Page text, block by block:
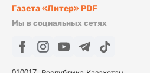
Газета «Литер» PDF
Мы в социальных сетях